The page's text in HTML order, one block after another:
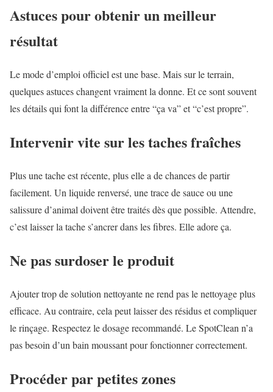
Astuces pour obtenir un meilleur
résultat
Le mode d’emploi officiel est une base. Mais sur le terrain,
quelques astuces changent vraiment la donne. Et ce sont souvent
les détails qui font la différence entre “ça va” et “c’est propre”.
Intervenir vite sur les taches fraîches
Plus une tache est récente, plus elle a de chances de partir
facilement. Un liquide renversé, une trace de sauce ou une
salissure d’animal doivent être traités dès que possible. Attendre,
c’est laisser la tache s’ancrer dans les fibres. Elle adore ça.
Ne pas surdoser le produit
Ajouter trop de solution nettoyante ne rend pas le nettoyage plus
efficace. Au contraire, cela peut laisser des résidus et compliquer
le rinçage. Respectez le dosage recommandé. Le SpotClean n’a
pas besoin d’un bain moussant pour fonctionner correctement.
Procéder par petites zones